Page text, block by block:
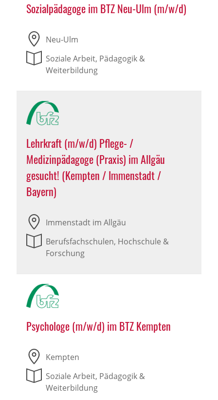
Sozialpädagoge im BTZ Neu-Ulm (m/w/d)
Neu-Ulm
Soziale Arbeit, Pädagogik &
Weiterbildung
Lehrkraft (m/w/d) Pflege- /
Medizinpädagoge (Praxis) im Allgäu
gesucht! (Kempten / Immenstadt /
Bayern)
Immenstadt im Allgäu
Berufsfachschulen, Hochschule &
Forschung
Psychologe (m/w/d) im BTZ Kempten
Kempten
Soziale Arbeit, Pädagogik &
Weiterbildung